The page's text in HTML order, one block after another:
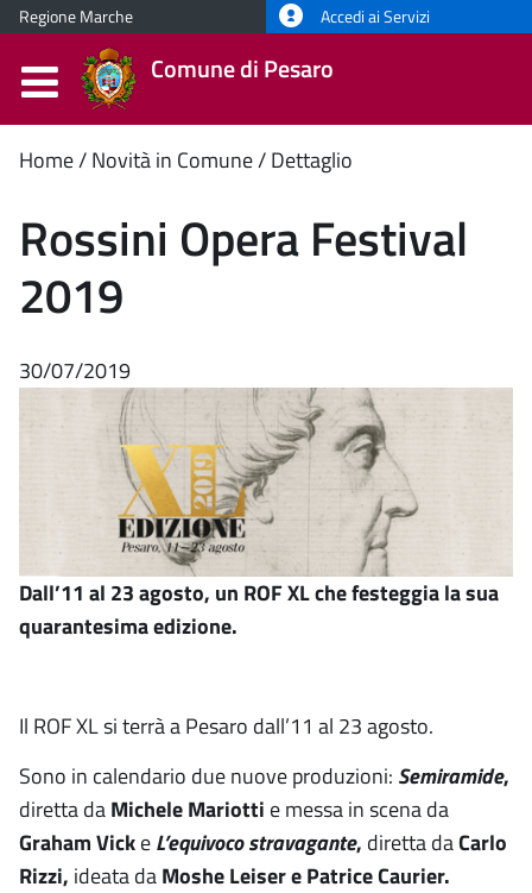
Regione Marche Accedi ai Servizi
Comune di Pesaro
Contenuto
principale
Home Novità in Comune Dettaglio
Rossini Opera Festival
2019
30/07/2019
Dall’11 al 23 agosto, un ROF XL che festeggia la sua
quarantesima edizione.
Il ROF XL si terrà a Pesaro dall’11 al 23 agosto.
Sono in calendario due nuove produzioni: Semiramide,
diretta daMichele Mariotti e messa in scena da
Graham VickeL’equivoco stravagante, diretta daCarlo
Rizzi, ideata daMoshe Leiser e Patrice Caurier.